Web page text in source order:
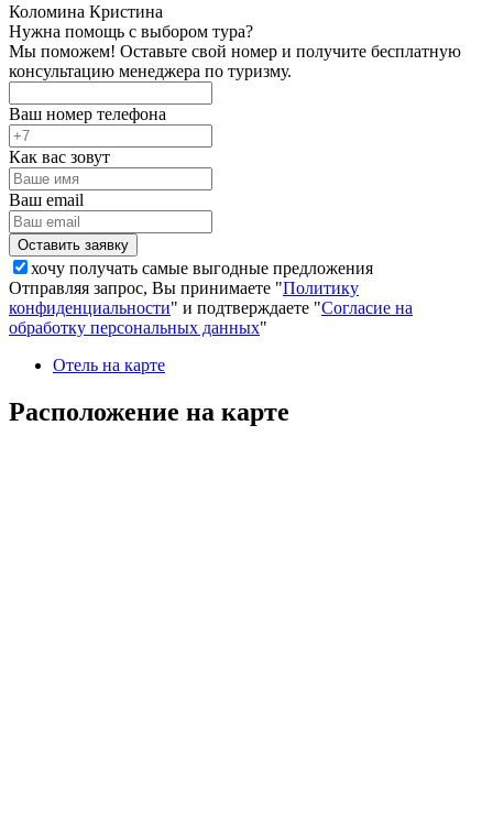
Коломина Кристина
Нужна помощь с выбором тура?
Мы поможем! Оставьте свой номер и получите бесплатную
консультацию менеджера по туризму.
Ваш номер телефона
Как вас зовут
Ваш email
хочу получать самые выгодные предложения
Отправляя запрос, Вы принимаете "Политику
конфиденциальности" и подтверждаете "Согласие на
обработку персональных данных"
Отель на карте
Расположение на карте